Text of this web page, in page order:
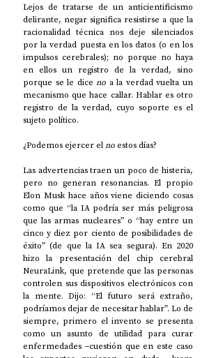
Lejos de tratarse de un anticientificismo
delirante, negar significa resistirse a que la
racionalidad técnica nos deje silenciados
por la verdad puesta en los datos (o en los
impulsos cerebrales); no porque no haya
en ellos un registro de la verdad, sino
porque se le dice no a la verdad vuelta un
mecanismo que hace callar. Hablar es otro
registro de la verdad, cuyo soporte es el
sujeto político.
¿Podemos ejercer el no estos días?
Las advertencias traen un poco de histeria,
pero no generan resonancias. El propio
Elon Musk hace años viene diciendo cosas
como que “la IA podría ser más peligrosa
que las armas nucleares” o “hay entre un
cinco y diez por ciento de posibilidades de
éxito” (de que la IA sea segura). En 2020
hizo la presentación del chip cerebral
NeuraLink, que pretende que las personas
controlen sus dispositivos electrónicos con
la mente. Dijo: “El futuro será extraño,
podríamos dejar de necesitar hablar”. Lo de
siempre, primero el invento se presenta
como un asunto de utilidad para curar
enfermedades –cuestión que en este caso